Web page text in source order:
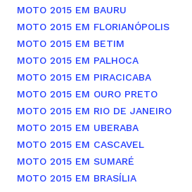
MOTO 2015 EM BAURU
MOTO 2015 EM FLORIANÓPOLIS
MOTO 2015 EM BETIM
MOTO 2015 EM PALHOCA
MOTO 2015 EM PIRACICABA
MOTO 2015 EM OURO PRETO
MOTO 2015 EM RIO DE JANEIRO
MOTO 2015 EM UBERABA
MOTO 2015 EM CASCAVEL
MOTO 2015 EM SUMARÉ
MOTO 2015 EM BRASÍLIA